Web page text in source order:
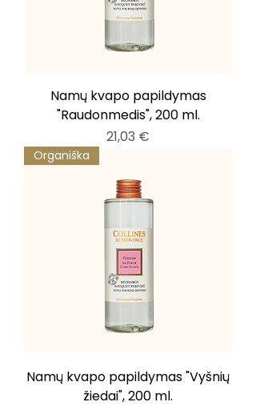
Namų kvapo papildymas
"Raudonmedis", 200 ml.
Kaina
21,03 €
Organiška
Namų kvapo papildymas "Vyšnių
žiedai", 200 ml.